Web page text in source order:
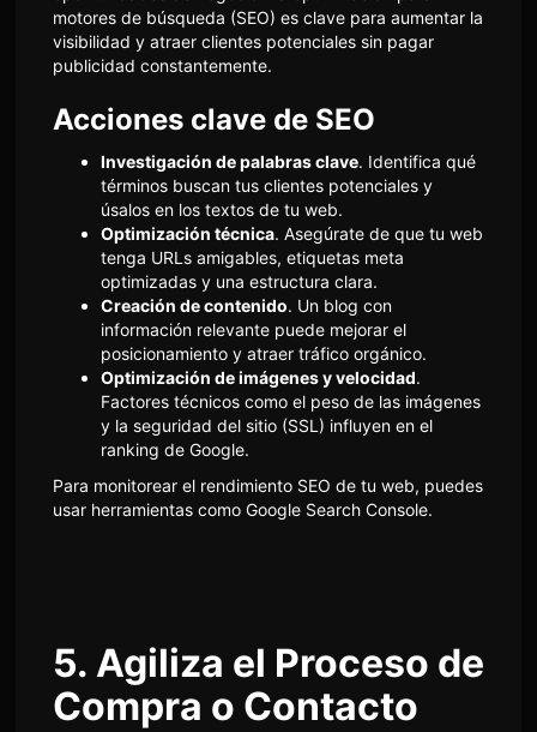
motores de búsqueda (SEO) es clave para aumentar la
visibilidad y atraer clientes potenciales sin pagar
publicidad constantemente.
Acciones clave de SEO
Investigación de palabras clave. Identifica qué
términos buscan tus clientes potenciales y
úsalos en los textos de tu web.
Optimización técnica. Asegúrate de que tu web
tenga URLs amigables, etiquetas meta
optimizadas y una estructura clara.
Creación de contenido. Un blog con
información relevante puede mejorar el
posicionamiento y atraer tráfico orgánico.
Optimización de imágenes y velocidad.
Factores técnicos como el peso de las imágenes
y la seguridad del sitio (SSL) influyen en el
ranking de Google.
Para monitorear el rendimiento SEO de tu web, puedes
usar herramientas comoGoogle Search Console.
5. Agiliza el Proceso de
Compra o Contacto